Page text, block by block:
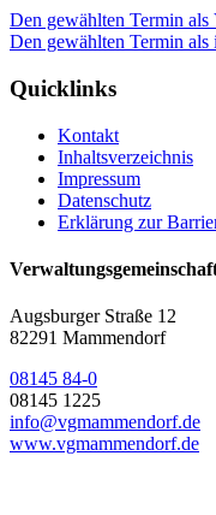
Den gewählten Termin
Den gewählten Termin
Quicklinks
Kontakt
Inhaltsverzeichnis
Impressum
Datenschutz
Erklärung zur
Augsburger Straße 12
82291 Mammendorf
08145 84-0
08145 1225
info@vgmammendorf.de
www.vgmammendorf.de